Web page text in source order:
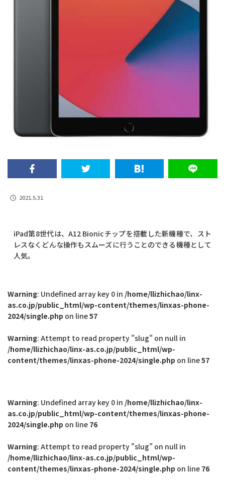
2021.5.31
iPad第8世代は、A12 Bionicチップを搭載した新機種で、スト
レスなくどんな操作もスムーズに行うことのできる機種として
人気。
Warning: Undefined array key 0 in /home/llizhichao/linx-
as.co.jp/public_html/wp-content/themes/linxas-phone-
2024/single.php on line57
Warning: Attempt to read property "slug" on null in
/home/llizhichao/linx-as.co.jp/public_html/wp-
content/themes/linxas-phone-2024/single.php on line57
Warning: Undefined array key 0 in /home/llizhichao/linx-
as.co.jp/public_html/wp-content/themes/linxas-phone-
2024/single.php on line 76
Warning: Attempt to read property "slug" on null in
/home/llizhichao/linx-as.co.jp/public_html/wp-
content/themes/linxas-phone-2024/single.php on line 76